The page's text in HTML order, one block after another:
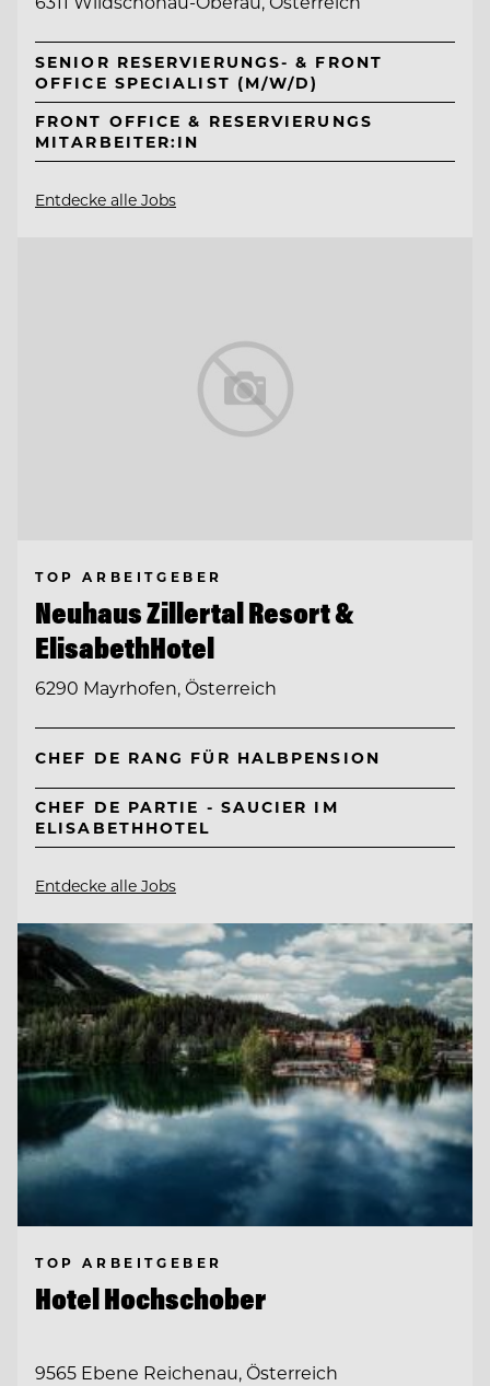
SENIOR RESERVIERUNGS- & FRONT
OFFICE SPECIALIST (M/W/D)
FRONT OFFICE & RESERVIERUNGS
MITARBEITER:IN
Entdecke alle Jobs
TOP ARBEITGEBER
Neuhaus Zillertal Resort &
ElisabethHotel
6290 Mayrhofen, Österreich
CHEF DE RANG FÜR HALBPENSION
CHEF DE PARTIE - SAUCIER IM
ELISABETHHOTEL
Entdecke alle Jobs
TOP ARBEITGEBER
Hotel Hochschober
9565 Ebene Reichenau, Österreich